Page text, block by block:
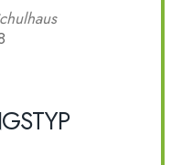
iCalendar